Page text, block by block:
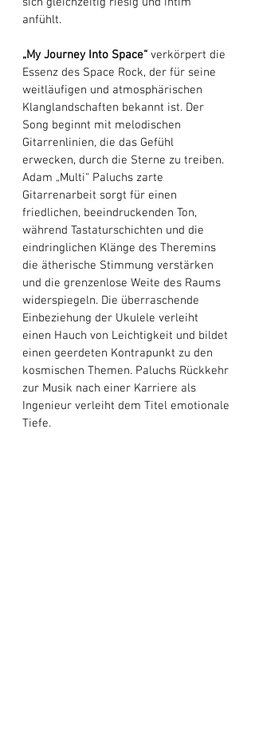
anfühlt.
„My Journey Into Space“ verkörpert die
Essenz des Space Rock, der für seine
weitläufigen und atmosphärischen
Klanglandschaften bekannt ist. Der
Song beginnt mit melodischen
Gitarrenlinien, die das Gefühl
erwecken, durch die Sterne zu treiben.
Adam „Multi“ Paluchs zarte
Gitarrenarbeit sorgt für einen
friedlichen, beeindruckenden Ton,
während Tastaturschichten und die
eindringlichen Klänge des Theremins
die ätherische Stimmung verstärken
und die grenzenlose Weite des Raums
widerspiegeln. Die überraschende
Einbeziehung der Ukulele verleiht
einen Hauch von Leichtigkeit und bildet
einen geerdeten Kontrapunkt zu den
kosmischen Themen. Paluchs Rückkehr
zur Musik nach einer Karriere als
Ingenieur verleiht dem Titel emotionale
Tiefe.